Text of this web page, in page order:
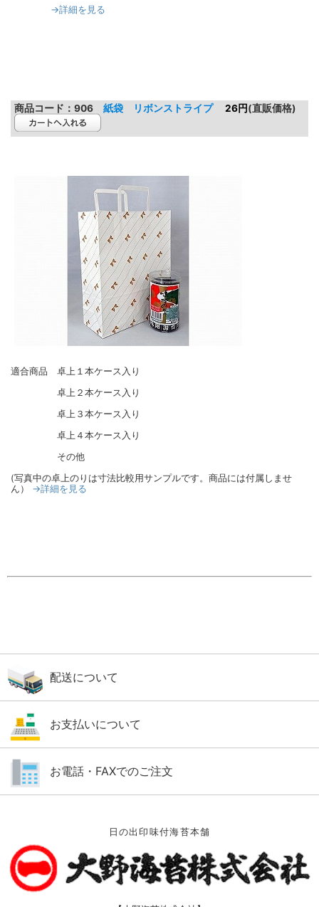
→詳細を見る
商品コード： 906 紙袋 リボンストライプ 26円(直販価格)
適合商品 卓上１本ケース入り
卓上２本ケース入り
卓上３本ケース入り
卓上４本ケース入り
その他
(写真中の卓上のりは寸法比較用サンプルです。商品には付属しませ
ん） →詳細を見る
配送について
お支払いについて
お電話・FAXでのご注文
日の出印味付海苔本舗